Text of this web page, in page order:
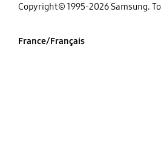
‌Copyright© 1995-2026 Samsung.
France/Français